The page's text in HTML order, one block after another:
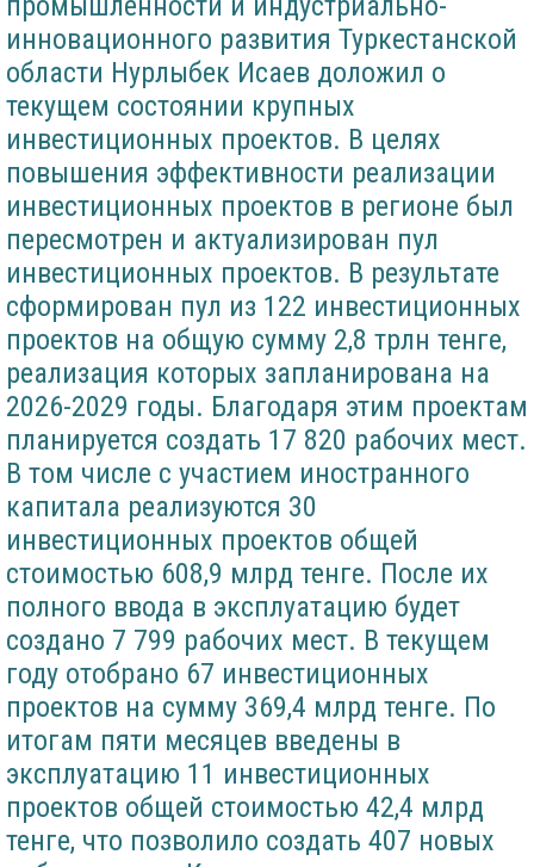
инновационного развития Туркестанской
области Нурлыбек Исаев доложил о
текущем состоянии крупных
инвестиционных проектов. В целях
повышения эффективности реализации
инвестиционных проектов в регионе был
пересмотрен и актуализирован пул
инвестиционных проектов. В результате
сформирован пул из 122 инвестиционных
проектов на общую сумму 2,8 трлн тенге,
реализация которых запланирована на
2026-2029 годы. Благодаря этим проектам
планируется создать 17 820 рабочих мест.
В том числе с участием иностранного
капитала реализуются 30
инвестиционных проектов общей
стоимостью 608,9 млрд тенге. После их
полного ввода в эксплуатацию будет
создано 7 799 рабочих мест. В текущем
году отобрано 67 инвестиционных
проектов на сумму 369,4 млрд тенге. По
итогам пяти месяцев введены в
эксплуатацию 11 инвестиционных
проектов общей стоимостью 42,4 млрд
тенге, что позволило создать 407 новых